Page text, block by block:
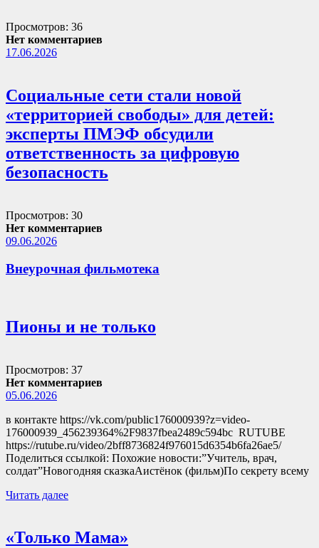
Просмотров: 36
Нет комментариев
17.06.2026
Социальные сети стали новой
«территорией свободы» для детей:
эксперты ПМЭФ обсудили
ответственность за цифровую
безопасность
Просмотров: 30
Нет комментариев
09.06.2026
Внеурочная фильмотека
Пионы и не только
Просмотров: 37
Нет комментариев
05.06.2026
в контакте https://vk.com/public176000939?z=video-
176000939_456239364%2F9837fbea2489c594bc RUTUBE
https://rutube.ru/video/2bff8736824f976015d6354b6fa26ae5/
Поделиться ссылкой: Похожие новости:”Учитель, врач,
солдат”Новогодняя сказкаАистёнок (фильм)По секрету всему
Читать далее
«Только Мама»